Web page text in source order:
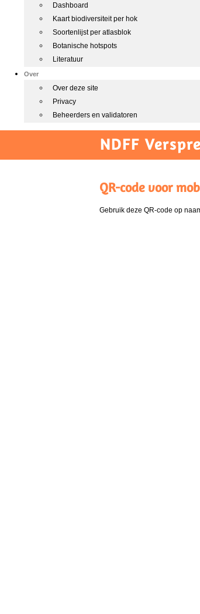
Dashboard
Kaart biodiversiteit per hok
Soortenlijst per atlasblok
Botanische hotspots
Literatuur
Over
Over deze site
Privacy
Beheerders en validatoren
NDFF
QR-code voor
Gebruik deze QR-code op